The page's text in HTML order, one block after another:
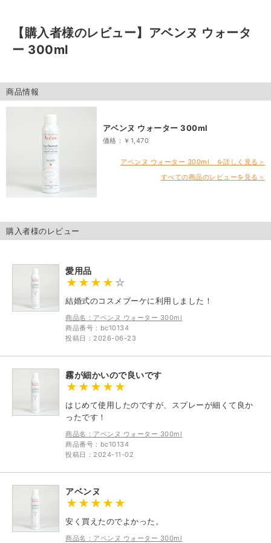
【購入者様のレビュー】
アベンヌ ウォータ
ー 300ml
商品情報
アベンヌ ウォーター 300ml
価格：￥1,470
アベンヌ ウォーター 300ml を詳しく見る＞
すべての商品のレビューを見る＞
購入者様のレビュー
愛用品
結婚式のコスメブーケに利用しました！
商品名：アベンヌ ウォーター 300ml
商品番号：bc10134
投稿日：2026-06-23
霧が細かいので良いです
はじめて使用したのですが、スプレーが細くて良か
ったです！
商品名：アベンヌ ウォーター 300ml
商品番号：bc10134
投稿日：2024-11-02
アベンヌ
安く買えたのでよかった。
商品名：アベンヌ ウォーター 300ml